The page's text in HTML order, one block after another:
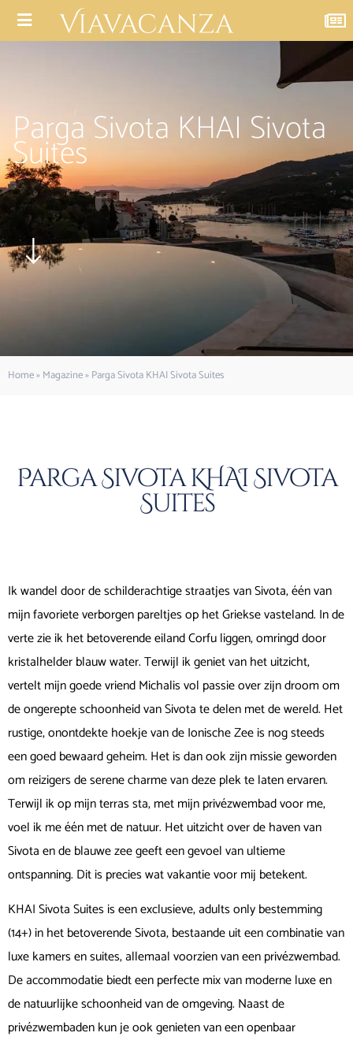
Parga Sivota KHAI Sivota
Suites
Home»Magazine»Parga Sivota KHAI Sivota Suites
Parga Sivota KHAI Sivota
Suites
Ik wandel door de schilderachtige straatjes van Sivota, één van
mijn favoriete verborgen pareltjes op het Griekse vasteland. In de
verte zie ik het betoverende eiland Corfu liggen, omringd door
kristalhelder blauw water. Terwijl ik geniet van het uitzicht,
vertelt mijn goede vriend Michalis vol passie over zijn droom om
de ongerepte schoonheid van Sivota te delen met de wereld. Het
rustige, onontdekte hoekje van de Ionische Zee is nog steeds
een goed bewaard geheim. Het is dan ook zijn missie geworden
om reizigers de serene charme van deze plek te laten ervaren.
Terwijl ik op mijn terras sta, met mijn privézwembad voor me,
voel ik me één met de natuur. Het uitzicht over de haven van
Sivota en de blauwe zee geeft een gevoel van ultieme
ontspanning. Dit is precies wat vakantie voor mij betekent.
KHAI Sivota Suites is een exclusieve, adults only bestemming
(14+) in het betoverende Sivota, bestaande uit een combinatie van
luxe kamers en suites, allemaal voorzien van een privézwembad.
De accommodatie biedt een perfecte mix van moderne luxe en
de natuurlijke schoonheid van de omgeving. Naast de
privézwembaden kun je ook genieten van een openbaar